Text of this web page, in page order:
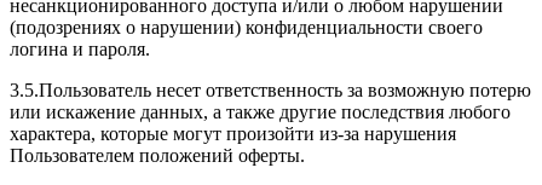
несанкционированного доступа и/или о любом нарушении
(подозрениях о нарушении) конфиденциальности своего
логина и пароля.
3.5.Пользователь несет ответственность за возможную потерю
или искажение данных, а также другие последствия любого
характера, которые могут произойти из-за нарушения
Пользователем положений оферты.